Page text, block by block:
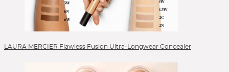
LAURA MERCIER Flawless Fusion Ultra-Longwear Concealer